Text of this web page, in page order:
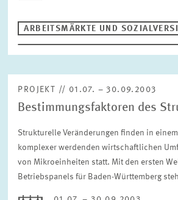
ARBEITSMÄRKTE UND
PROJEKT // 01.07. – 30.09.2003
Bestimmungsfaktoren des
Strukturelle Veränderungen finden in
komplexer werdenden wirtschaftlichen
von Mikroeinheiten statt. Mit den ersten
Betriebspanels für Baden-Württemberg